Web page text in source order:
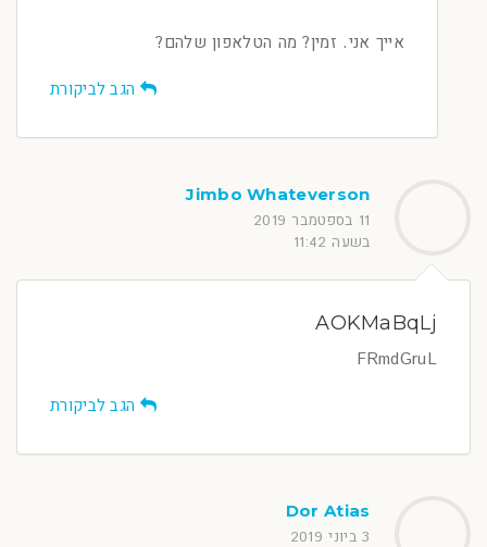
אייך אני. זמין? מה הטלאפון שלהם?
הגב לביקורת
Jimbo Whateverson
11 בספטמבר 2019
בשעה 11:42
AOKMaBqLj
FRmdGruL
הגב לביקורת
Dor Atias
3 ביוני 2019